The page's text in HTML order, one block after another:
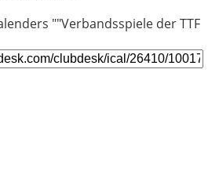
""Verbandsspiele der TTF